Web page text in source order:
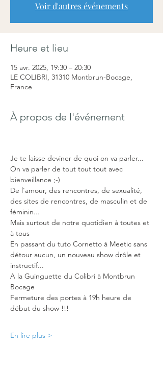
Voir d'autres événements
Heure et lieu
15 avr. 2025, 19:30 – 20:30
LE COLIBRI, 31310 Montbrun-Bocage,
France
À propos de l'événement
Je te laisse deviner de quoi on va parler...
On va parler de tout tout tout avec
bienveillance ;-)
De l'amour, des rencontres, de sexualité,
des sites de rencontres, de masculin et de
féminin...
Mais surtout de notre quotidien à toutes et
à tous
En passant du tuto Cornetto à Meetic sans
détour aucun, un nouveau show drôle et
instructif...
A la Guinguette du Colibri à Montbrun
Bocage
Fermeture des portes à 19h heure de
début du show !!!
En lire plus >